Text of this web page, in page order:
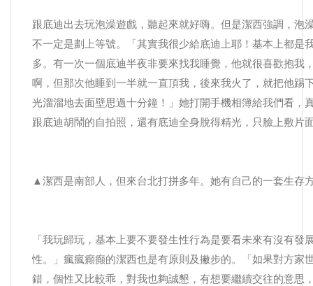
跟底迪出去玩泡澡遊戲，聽起來就好嗨。但是潔西強調，泡
不一定是劃上等號。「其實我很少給底迪上耶！基本上都是
多。有一次一個底迪半夜非要來找我睡覺，他就很喜歡抱我
啊，但那次他睡到一半就一直頂我，後來我火了，就把他踢
光溜溜地去面壁思過十分鐘！」她打開手機相簿給我們看，
跟底迪胡鬧的自拍照，還有底迪全身脫得精光，只臉上敷片
▲潔西是南部人，但來台北打拼多年。她有自己的一套生存
「我玩歸玩，基本上要不要發生性行為是要看未來有沒有發
性。」瘋瘋癲癲的潔西也是有原則及撇步的。「如果對方家
錯，個性又比較乖，對我也夠誠懇，有想要繼續交往的意思